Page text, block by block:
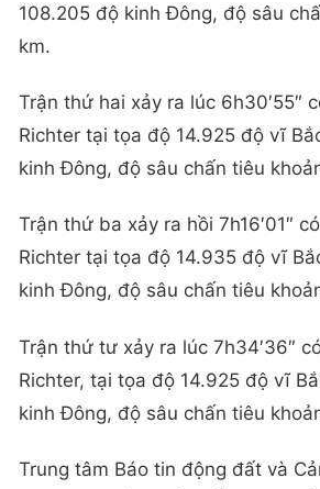
108.205 độ kinh Đông, độ sâu
km.
Trận thứ hai xảy ra lúc 6h30′55″
Richter tại tọa độ 14.925 độ vĩ
kinh Đông, độ sâu chấn tiêu
Trận thứ ba xảy ra hồi 7h16′01″
Richter tại tọa độ 14.935 độ vĩ
kinh Đông, độ sâu chấn tiêu
Trận thứ tư xảy ra lúc 7h34′36″
Richter, tại tọa độ 14.925 độ vĩ
kinh Đông, độ sâu chấn tiêu
Trung tâm Báo tin động đất và